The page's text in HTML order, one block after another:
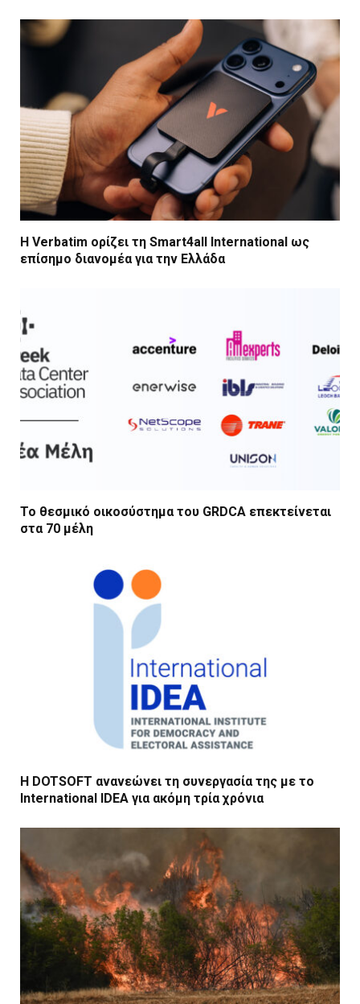
Η Verbatim ορίζει τη Smart4all International ως
επίσημο διανομέα για την Ελλάδα
Το θεσμικό οικοσύστημα του GRDCA επεκτείνεται
στα 70 μέλη
Η DOTSOFT ανανεώνει τη συνεργασία της με το
International IDEA για ακόμη τρία χρόνια